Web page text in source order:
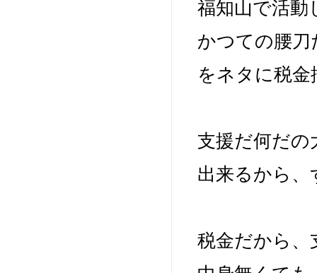
福知山で活動
かつての腰
をネタに税
支援だ何だ
出来るから
税金だから、